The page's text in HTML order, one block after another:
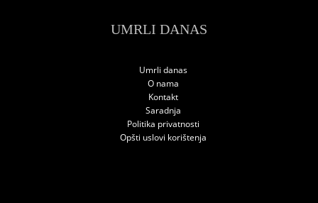
UMRLI DANAS
Umrli danas
O nama
Kontakt
Saradnja
Politika privatnosti
Opšti uslovi korištenja